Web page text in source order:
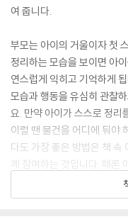
여 줍니다.
부모는 아이의 거울이자 첫
정리하는 모습을 보이면 아
연스럽게 익히고 기억하게
모습과 행동을 유심히 관찰
요. 만약 아이가 스스로 정리
이럴 땐 물건을 어디에 둬야
다도 가장 좋은 방법은 책 속
께 참여하는 것입니다. 때론
황 설정과 유도가 도움을 줄
그림책을 정리해 볼래? 누가